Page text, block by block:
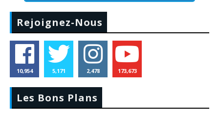
Rejoignez-Nous
10,954 5,171 2,478 173,673
Les Bons Plans